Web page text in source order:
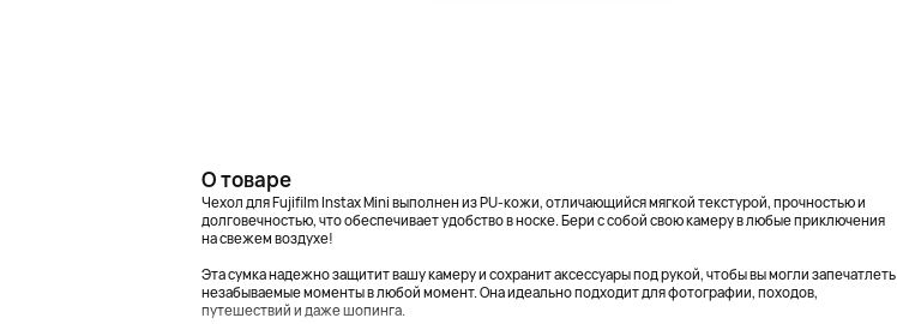
О товаре
Чехол для Fujifilm Instax Mini выполнен из PU-кожи, отличающийся мягкой текстурой, прочностью и
долговечностью, что обеспечивает удобство в носке. Бери с собой свою камеру в любые приключения
на свежем воздухе!
Эта сумка надежно защитит вашу камеру и сохранит аксессуары под рукой, чтобы вы могли запечатлеть
незабываемые моменты в любой момент. Она идеально подходит для фотографии, походов,
путешествий и даже шопинга.